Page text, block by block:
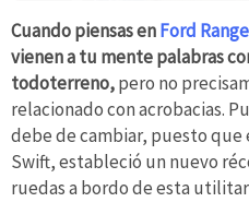
Cuando piensas enFord
vienen a tu mente palabras
todoterreno,pero no
relacionado con acrobacias.
debe de cambiar, puesto
Swift, estableció un nuevo
ruedas a bordo de esta